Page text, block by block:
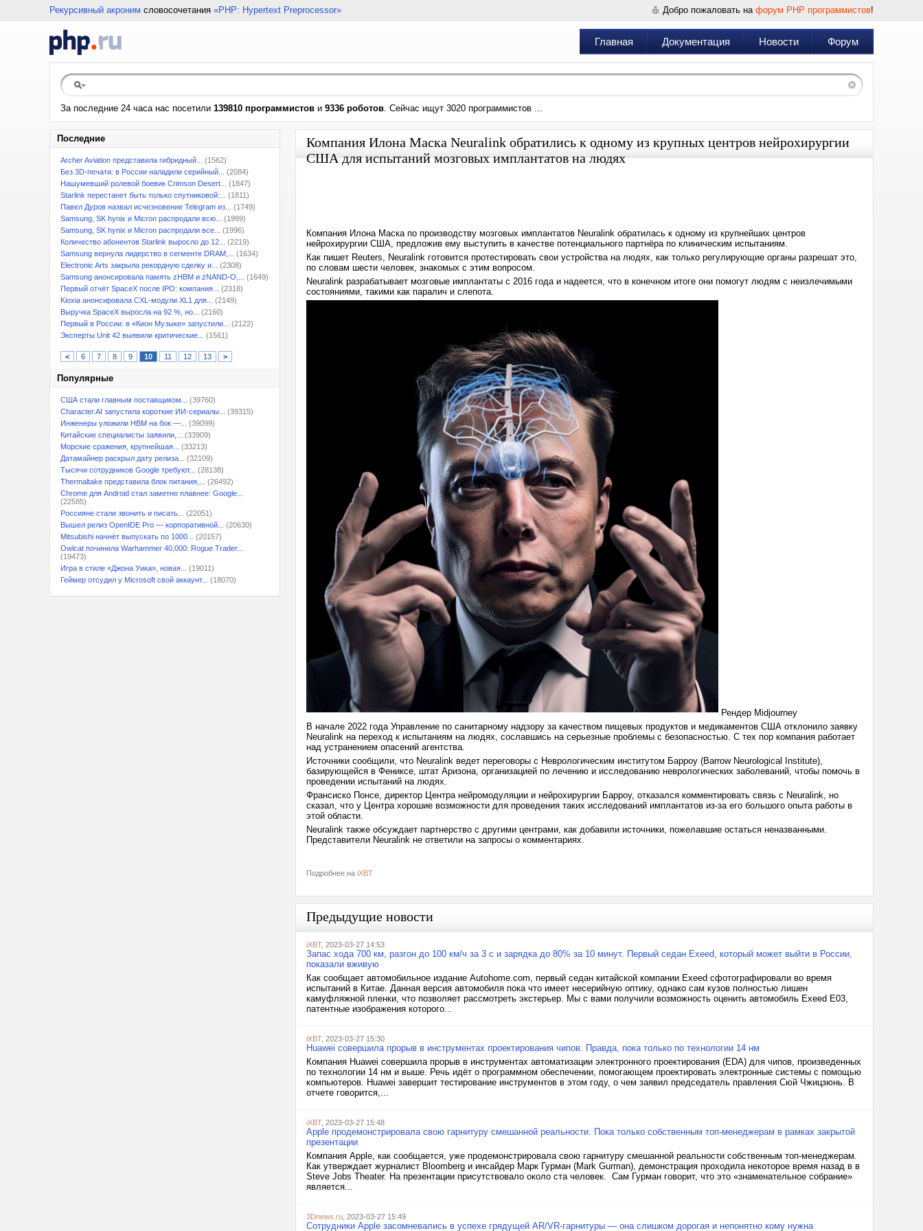
Рекурсивный акроним словосочетания «PHP: Hypertext Preprocessor» Добро пожаловать на форум PHP программистов!
Главная Документация Новости Форум
За последние 24 часа нас посетили 139810 программистов и 9336 роботов. Сейчас ищут 3020 программистов ...
Последние
Archer Aviation представила гибридный...
(1562)
Без 3D-печати: в России наладили серийный...
(2084)
Нашумевший ролевой боевик Crimson Desert...
(1847)
Starlink перестанет быть только спутниковой:...
(1811)
Павел Дуров назвал исчезновение Telegram из...
(1749)
Samsung, SK hynix и Micron распродали всю...
(1999)
Samsung, SK hynix и Micron распродали все...
(1996)
Количество абонентов Starlink выросло до 12...
(2219)
Samsung вернула лидерство в сегменте DRAM,...
(1634)
Electronic Arts закрыла рекордную сделку и...
(2308)
Samsung анонсировала память zHBM и zNAND-O,...
(1649)
Первый отчёт SpaceX после IPO: компания...
(2318)
Kioxia анонсировала CXL-модули XL1 для...
(2149)
Выручка SpaceX выросла на 92 %, но...
(2160)
Первый в России: в «Кион Музыке» запустили...
(2122)
Эксперты Unit 42 выявили критические...
(1561)
< 6 7 8 9 10 11 12 13 >
Популярные
США стали главным поставщиком...
(39760)
Character.AI запустила короткие ИИ-сериалы...
(39315)
Инженеры уложили HBM на бок —...
(39099)
Китайские специалисты заявили,...
(33909)
Морские сражения, крупнейшая...
(33213)
Датамайнер раскрыл дату релиза...
(32109)
Тысячи сотрудников Google требуют...
(28138)
Thermaltake представила блок питания,...
(26492)
Chrome для Android стал заметно плавнее: Google...
(22585)
Россияне стали звонить и писать...
(22051)
Вышел релиз OpenIDE Pro — корпоративной...
(20630)
Mitsubishi начнёт выпускать по 1000...
(20157)
Owlcat починила Warhammer 40,000: Rogue Trader...
(19473)
Игра в стиле «Джона Уика», новая...
(19011)
Геймер отсудил у Microsoft свой аккаунт...
(18070)
Компания Илона Маска Neuralink обратились к одному из крупных центров нейрохирургии
США для испытаний мозговых имплантатов на людях
Компания Илона Маска по производству мозговых имплантатов Neuralink обратилась к одному из крупнейших центров
нейрохирургии США, предложив ему выступить в качестве потенциального партнёра по клиническим испытаниям.
Как пишет Reuters, Neuralink готовится протестировать свои устройства на людях, как только регулирующие органы разрешат это,
по словам шести человек, знакомых с этим вопросом.
Neuralink разрабатывает мозговые имплантаты с 2016 года и надеется, что в конечном итоге они помогут людям с неизлечимыми
состояниями, такими как паралич и слепота.
Рендер Midjourney
В начале 2022 года Управление по санитарному надзору за качеством пищевых продуктов и медикаментов США отклонило заявку
Neuralink на переход к испытаниям на людях, сославшись на серьезные проблемы с безопасностью. С тех пор компания работает
над устранением опасений агентства.
Источники сообщили, что Neuralink ведет переговоры с Неврологическим институтом Барроу (Barrow Neurological Institute),
базирующейся в Фениксе, штат Аризона, организацией по лечению и исследованию неврологических заболеваний, чтобы помочь в
проведении испытаний на людях.
Франсиско Понсе, директор Центра нейромодуляции и нейрохирургии Барроу, отказался комментировать связь с Neuralink, но
сказал, что у Центра хорошие возможности для проведения таких исследований имплантатов из-за его большого опыта работы в
этой области.
Neuralink также обсуждает партнерство с другими центрами, как добавили источники, пожелавшие остаться неназванными.
Представители Neuralink не ответили на запросы о комментариях.
Подробнее на iXBT
Предыдущие новости
iXBT, 2023-03-27 14:53
Запас хода 700 км, разгон до 100 км/ч за 3 с и зарядка до 80% за 10 минут. Первый седан Exeed, который может выйти в России,
показали вживую
Как сообщает автомобильное издание Autohome.com, первый седан китайской компании Exeed сфотографировали во время
испытаний в Китае. Данная версия автомобиля пока что имеет несерийную оптику, однако сам кузов полностью лишен
камуфляжной пленки, что позволяет рассмотреть экстерьер. Мы с вами получили возможность оценить автомобиль Exeed E03,
патентные изображения которого...
iXBT, 2023-03-27 15:30
Huawei совершила прорыв в инструментах проектирования чипов. Правда, пока только по технологии 14 нм
Компания Huawei совершила прорыв в инструментах автоматизации электронного проектирования (EDA) для чипов, произведенных
по технологии 14 нм и выше. Речь идёт о программном обеспечении, помогающем проектировать электронные системы с помощью
компьютеров. Huawei завершит тестирование инструментов в этом году, о чем заявил председатель правления Сюй Чжицзюнь. В
отчете говорится,...
iXBT, 2023-03-27 15:48
Apple продемонстрировала свою гарнитуру смешанной реальности. Пока только собственным топ-менеджерам в рамках закрытой
презентации
Компания Apple, как сообщается, уже продемонстрировала свою гарнитуру смешанной реальности собственным топ-менеджерам.
Как утверждает журналист Bloomberg и инсайдер Марк Гурман (Mark Gurman), демонстрация проходила некоторое время назад в в
Steve Jobs Theater. На презентации присутствовало около ста человек. Сам Гурман говорит, что это «знаменательное собрание»
является...
3Dnews.ru , 2023-03-27 15:49
Сотрудники Apple засомневались в успехе грядущей AR/VR-гарнитуры — она слишком дорогая и непонятно кому нужна